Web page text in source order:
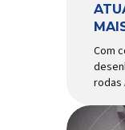
Com
rodas